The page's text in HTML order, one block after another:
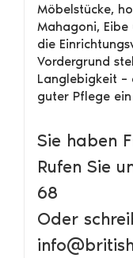
Möbelstücke,
Mahagoni,
die
Vordergrund
Langlebigkeit –
guter Pflege
Sie haben
Rufen Sie
68
Oder